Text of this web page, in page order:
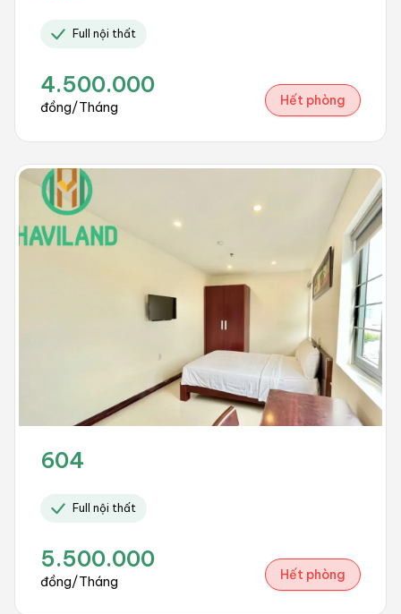
Full nội thất
4.500.000
đồng/Tháng Hết phòng
604
Full nội thất
5.500.000
đồng/Tháng Hết phòng